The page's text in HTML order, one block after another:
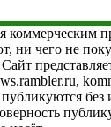
коммерческим
ни чего не
без